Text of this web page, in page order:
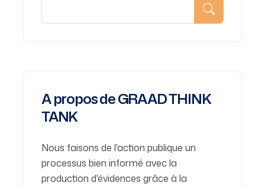
A propos de GRAAD THINK
TANK
Nous faisons de l'action publique un
processus bien informé avec la
production d'évidences grâce à la